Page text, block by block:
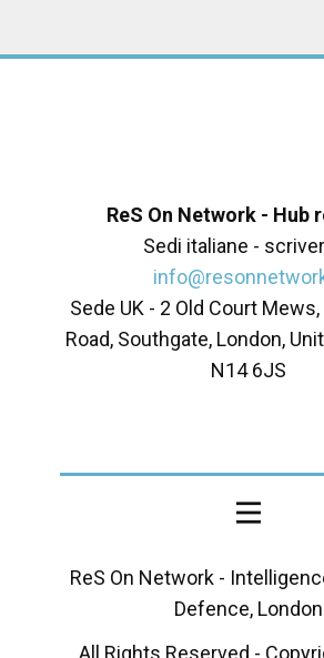
ReS On Network - Hub
Sedi italiane -
Sede UK - ​2 Old Court
Road, Southgate, London,
N14 6JS
ReS On Network -
Defence, London
All Rights Reserved -